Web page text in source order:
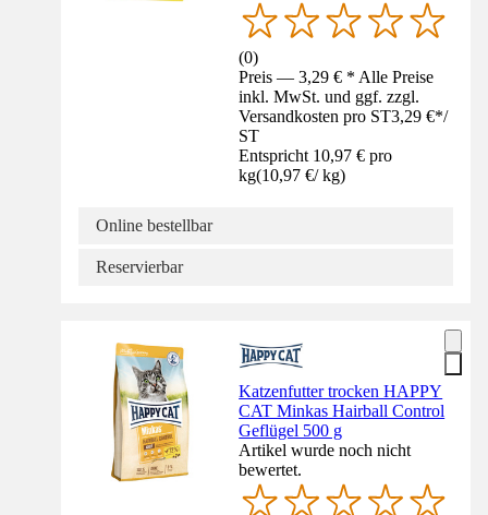
(0)
Preis — 3,29 € * Alle Preise
inkl. MwSt. und ggf. zzgl.
Versandkosten pro ST3,29 €*/
ST
Entspricht 10,97 € pro
kg(10,97 €/ kg)
Online bestellbar
Reservierbar
Katzenfutter trocken HAPPY
CAT Minkas Hairball Control
Geflügel 500 g
Artikel wurde noch nicht
bewertet.